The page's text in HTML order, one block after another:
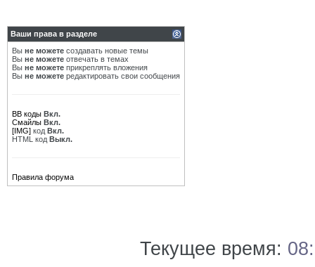
Ваши права в разделе
Вы не можете создавать новые темы
Вы не можете отвечать в темах
Вы не можете прикреплять вложения
Вы не можете редактировать свои сообщения
BB коды Вкл.
Смайлы Вкл.
[IMG] код Вкл.
HTML код Выкл.
Правила форума
Текущее время: